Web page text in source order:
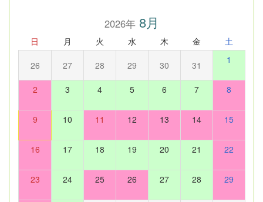
2026年8月
日 月 火 水 木 金 土
26 27 28 29 30 31 1
2 3 4 5 6 7 8
9 10 11 12 13 14 15
16 17 18 19 20 21 22
23 24 25 26 27 28 29